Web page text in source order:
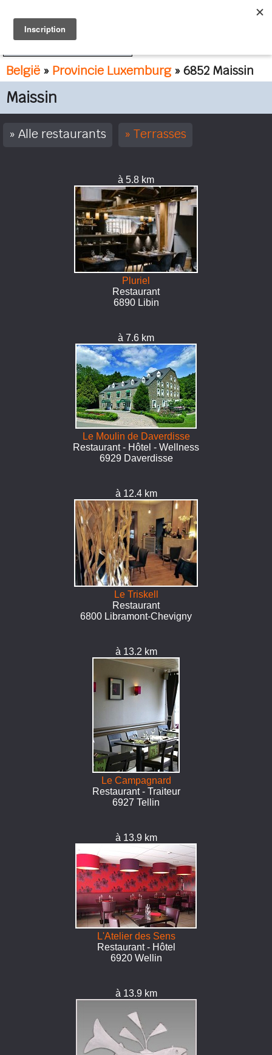
België » Provincie Luxemburg» 6852 Maissin
Maissin
Alle restaurants Terrasses
à 5.8 km
Pluriel
Restaurant
6890 Libin
à 7.6 km
Le Moulin de Daverdisse
Restaurant - Hôtel - Wellness
6929 Daverdisse
à 12.4 km
Le Triskell
Restaurant
6800 Libramont-Chevigny
à 13.2 km
Le Campagnard
Restaurant - Traiteur
6927 Tellin
à 13.9 km
L'Atelier des Sens
Restaurant - Hôtel
6920 Wellin
à 13.9 km